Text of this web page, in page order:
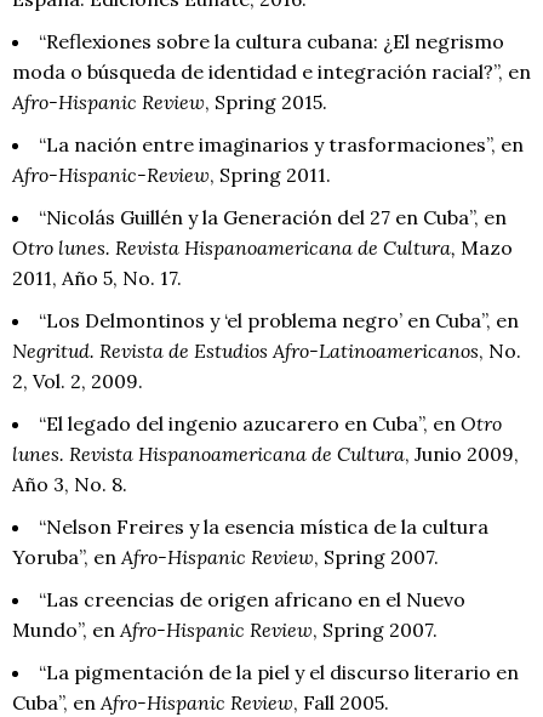
“Reflexiones sobre la cultura cubana: ¿El negrismo
moda o búsqueda de identidad e integración racial?”, en
Afro-Hispanic Review, Spring 2015.
“La nación entre imaginarios y trasformaciones”, en
Afro-Hispanic-Review, Spring 2011.
“Nicolás Guillén y la Generación del 27 en Cuba”, en
Otro lunes. Revista Hispanoamericana de Cultura, Mazo
2011, Año 5, No. 17.
“Los Delmontinos y ‘el problema negro’ en Cuba”, en
Negritud. Revista de Estudios Afro-Latinoamericanos, No.
2, Vol. 2, 2009.
“El legado del ingenio azucarero en Cuba”, en Otro
lunes. Revista Hispanoamericana de Cultura, Junio 2009,
Año 3, No. 8.
“Nelson Freires y la esencia mística de la cultura
Yoruba”, en Afro-Hispanic Review, Spring 2007.
“Las creencias de origen africano en el Nuevo
Mundo”, en Afro-Hispanic Review, Spring 2007.
“La pigmentación de la piel y el discurso literario en
Cuba”, en Afro-Hispanic Review, Fall 2005.